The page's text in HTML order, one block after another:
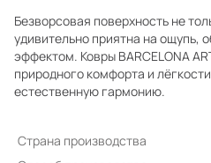
Безворсовая поверхность не
удивительно приятна на ощупь,
эффектом. Ковры BARCELONA
природного комфорта и
естественную гармонию.
Страна производства